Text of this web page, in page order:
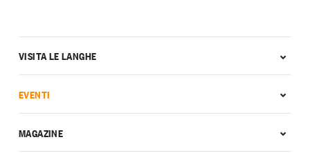
VISITA LE LANGHE
EVENTI
MAGAZINE